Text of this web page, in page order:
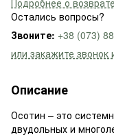
Остались вопросы?
Звоните: +38 (073)
или закажите
Описание
Осотин – это
двудольных и